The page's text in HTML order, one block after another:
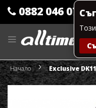
0882 046 079
Прескачане
към
Начало Exclusive